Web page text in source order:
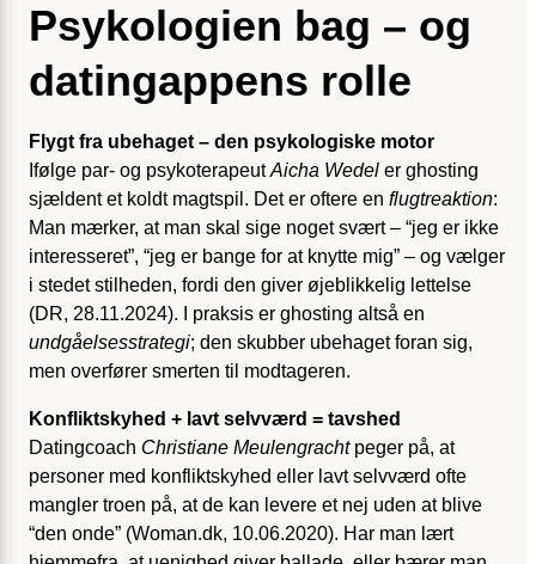
Psykologien bag – og
datingappens rolle
Flygt fra ubehaget – den psykologiske motor
Ifølge par- og psykoterapeutAicha Wedel er ghosting
sjældent et koldt magtspil. Det er oftere en flugtreaktion:
Man mærker, at man skal sige noget svært – “jeg er ikke
interesseret”, “jeg er bange for at knytte mig” – og vælger
i stedet stilheden, fordi den giver øjeblikkelig lettelse
(DR, 28.11.2024). I praksis er ghosting altså en
undgåelsesstrategi; den skubber ubehaget foran sig,
men overfører smerten til modtageren.
Konfliktskyhed + lavt selvværd = tavshed
Datingcoach Christiane Meulengrachtpeger på, at
personer med konfliktskyhed eller lavt selvværd ofte
mangler troen på, at de kan levere et nej uden at blive
“den onde” (Woman.dk, 10.06.2020). Har man lært